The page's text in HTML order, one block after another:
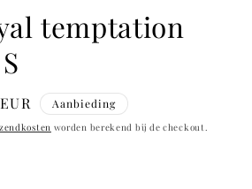
temptation
Aanbieding
worden berekend bij de checkout.